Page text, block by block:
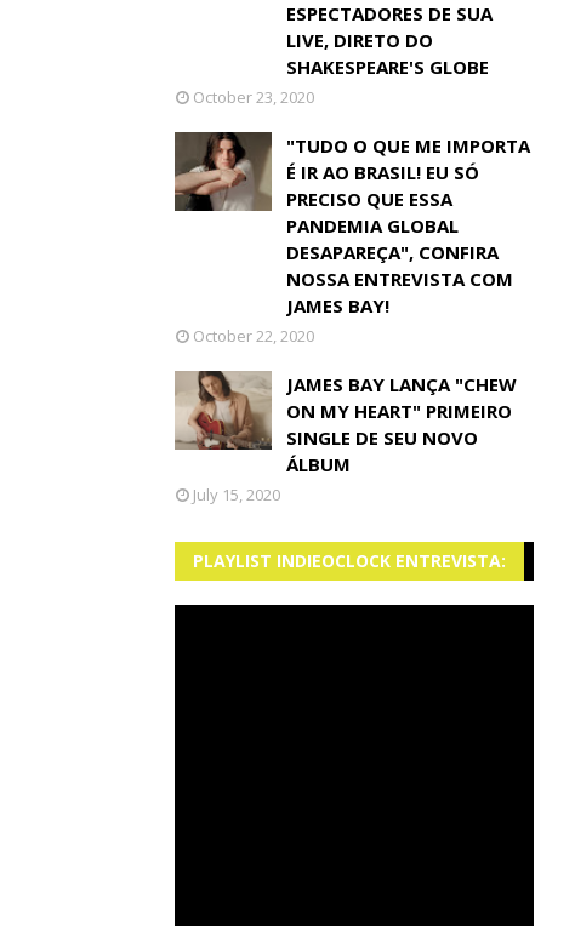
ESPECTADORES DE SUA
LIVE, DIRETO DO
SHAKESPEARE'S GLOBE
October 23, 2020
"TUDO O QUE ME IMPORTA
É IR AO BRASIL! EU SÓ
PRECISO QUE ESSA
PANDEMIA GLOBAL
DESAPAREÇA", CONFIRA
NOSSA ENTREVISTA COM
JAMES BAY!
October 22, 2020
JAMES BAY LANÇA "CHEW
ON MY HEART" PRIMEIRO
SINGLE DE SEU NOVO
ÁLBUM
July 15, 2020
PLAYLIST INDIEOCLOCK ENTREVISTA: